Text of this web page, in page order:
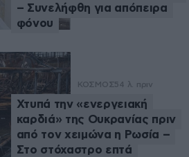
– Συνελήφθη για απόπειρα
φόνου
ΚΟΣΜΟΣ54 λ. πριν
Χτυπά την «ενεργειακή
καρδιά» της Ουκρανίας πριν
από τον χειμώνα η Ρωσία –
Στο στόχαστρο επτά